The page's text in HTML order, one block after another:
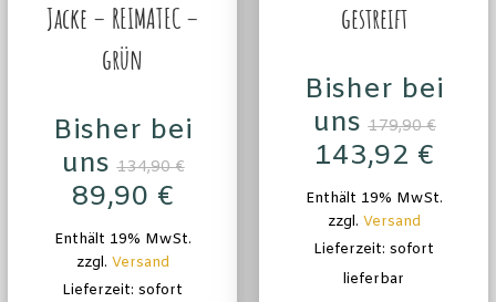
Jacke – REIMATEC –
grün
Bisher bei
uns 134,90€
89,90 €
Enthält 19% MwSt.
zzgl. Versand
Lieferzeit: sofort
gestreift
Bisher bei
uns 179,90€
143,92 €
Enthält 19% MwSt.
zzgl. Versand
Lieferzeit: sofort
lieferbar